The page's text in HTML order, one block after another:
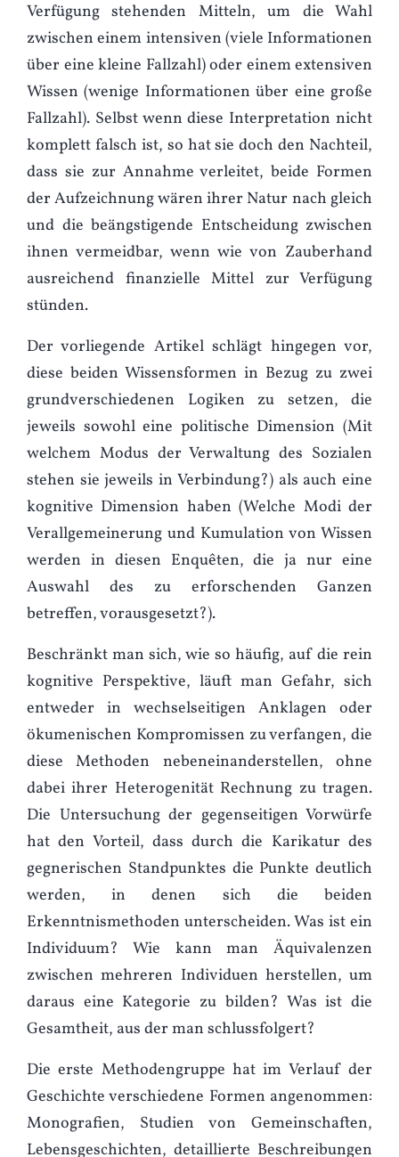
Verfügung stehenden Mitteln, um die Wahl
zwischen einem intensiven (viele Informationen
über eine kleine Fallzahl) oder einem extensiven
Wissen (wenige Informationen über eine große
Fallzahl). Selbst wenn diese Interpretation nicht
komplett falsch ist, so hat sie doch den Nachteil,
dass sie zur Annahme verleitet, beide Formen
der Aufzeichnung wären ihrer Natur nach gleich
und die beängstigende Entscheidung zwischen
ihnen vermeidbar, wenn wie von Zauberhand
ausreichend finanzielle Mittel zur Verfügung
stünden.
Der vorliegende Artikel schlägt hingegen vor,
diese beiden Wissensformen in Bezug zu zwei
grundverschiedenen Logiken zu setzen, die
jeweils sowohl eine politische Dimension (Mit
welchem Modus der Verwaltung des Sozialen
stehen sie jeweils in Verbindung?) als auch eine
kognitive Dimension haben (Welche Modi der
Verallgemeinerung und Kumulation von Wissen
werden in diesen Enquêten, die ja nur eine
Auswahl des zu erforschenden Ganzen
betreffen, vorausgesetzt?).
Beschränkt man sich, wie so häufig, auf die rein
kognitive Perspektive, läuft man Gefahr, sich
entweder in wechselseitigen Anklagen oder
ökumenischen Kompromissen zu verfangen, die
diese Methoden nebeneinanderstellen, ohne
dabei ihrer Heterogenität Rechnung zu tragen.
Die Untersuchung der gegenseitigen Vorwürfe
hat den Vorteil, dass durch die Karikatur des
gegnerischen Standpunktes die Punkte deutlich
werden, in denen sich die beiden
Erkenntnismethoden unterscheiden. Was ist ein
Individuum? Wie kann man Äquivalenzen
zwischen mehreren Individuen herstellen, um
daraus eine Kategorie zu bilden? Was ist die
Gesamtheit, aus der man schlussfolgert?
Die erste Methodengruppe hat im Verlauf der
Geschichte verschiedene Formen angenommen:
Monografien, Studien von Gemeinschaften,
Lebensgeschichten, detaillierte Beschreibungen